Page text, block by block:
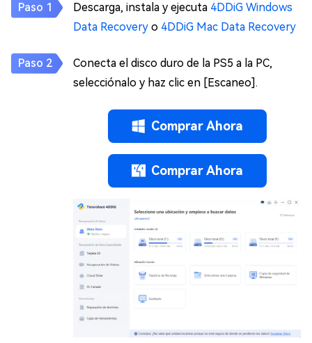
Descarga, instala y ejecuta 4DDiG Windows
Data Recovery o 4DDiG Mac Data Recovery
Conecta el disco duro de la PS5 a la PC,
selecciónalo y haz clic en [Escaneo].
Comprar Ahora
Comprar Ahora